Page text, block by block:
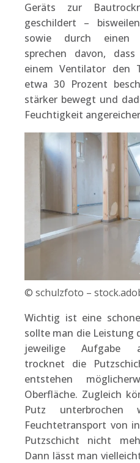
Geräts zur
geschildert –
sowie durch einen
sprechen davon,
einem Ventilator den
etwa 30 Prozent
stärker bewegt und
Feuchtigkeit
© schulzfoto –
Wichtig ist eine
sollte man die Leistung
jeweilige Aufgabe
trocknet die
entstehen
Oberfläche. Zugleich
Putz unterbrochen
Feuchtetransport von
Putzschicht nicht
Dann lässt man